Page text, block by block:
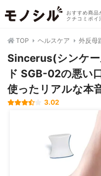
おすすめ商品
クチコミポイ
TOP ヘルスケア 外反母
Sincerus(シンケ
ド SGB-02の悪い
使ったリアルな本
3.02